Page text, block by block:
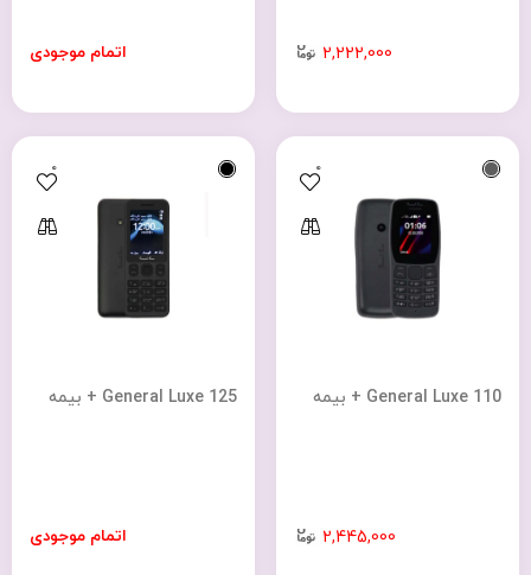
2,222,000 اتمام موجودی
General Luxe 110 + بیمه
2,445,000
0
General Luxe 125 + بیمه
اتمام موجودی
0